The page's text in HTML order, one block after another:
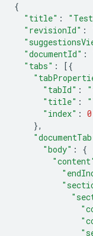
{
"title" :
"revisionId" :
"documentId" :
"tabs" :
[{
"tabId" :
"title" :
"index" : 0
},
"body" :
{